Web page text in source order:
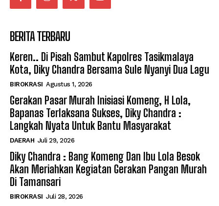
BERITA TERBARU
Keren.. Di Pisah Sambut Kapolres Tasikmalaya
Kota, Diky Chandra Bersama Sule Nyanyi Dua Lagu
BIROKRASI Agustus 1, 2026
Gerakan Pasar Murah Inisiasi Komeng, H Lola,
Bapanas Terlaksana Sukses, Diky Chandra :
Langkah Nyata Untuk Bantu Masyarakat
DAERAH Juli 29, 2026
Diky Chandra : Bang Komeng Dan Ibu Lola Besok
Akan Meriahkan Kegiatan Gerakan Pangan Murah
Di Tamansari
BIROKRASI Juli 28, 2026